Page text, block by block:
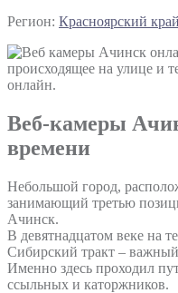
Регион: Красноярский край
происходящее на улице и
онлайн.
Веб-камеры
времени
Небольшой город,
занимающий третью
Ачинск.
В девятнадцатом веке на
Сибирский тракт –
Именно здесь проходил
ссыльных и каторжников.